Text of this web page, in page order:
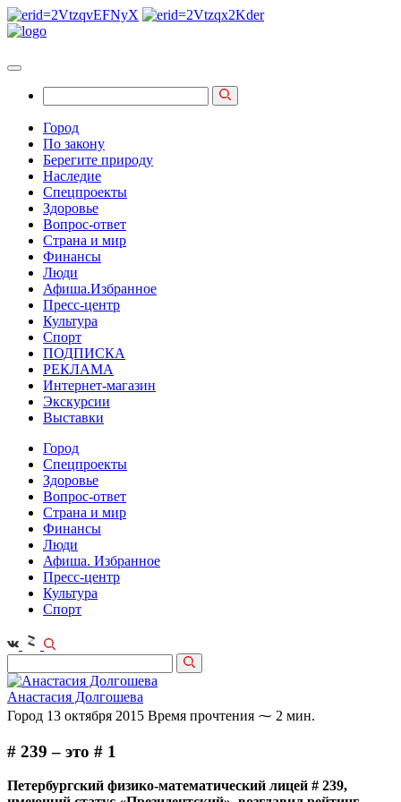
Город
По закону
Берегите природу
Наследие
Спецпроекты
Здоровье
Вопрос-ответ
Страна и мир
Финансы
Люди
Афиша.Избранное
Пресс-центр
Культура
Спорт
ПОДПИСКА
РЕКЛАМА
Интернет-магазин
Экскурсии
Выставки
Город
Спецпроекты
Здоровье
Вопрос-ответ
Страна и мир
Финансы
Люди
Афиша. Избранное
Пресс-центр
Культура
Спорт
Анастасия Долгошева
Город 13 октября 2015 Время прочтения ⁓ 2 мин.
# 239 – это # 1
Петербургский физико-математический лицей # 239,